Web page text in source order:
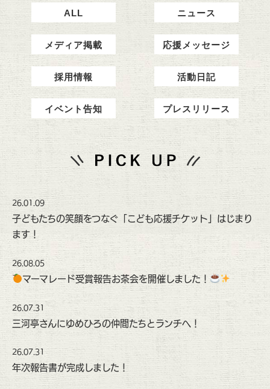
ALL ニュース
メディア掲載 応援メッセージ
採用情報 活動日記
イベント告知 プレスリリース
26.01.09
子どもたちの笑顔をつなぐ「こども応援チケット」はじまり
ます！
26.08.05
マーマレード受賞報告お茶会を開催しました！
26.07.31
三河亭さんにゆめひろの仲間たちとランチへ！
26.07.31
年次報告書が完成しました！